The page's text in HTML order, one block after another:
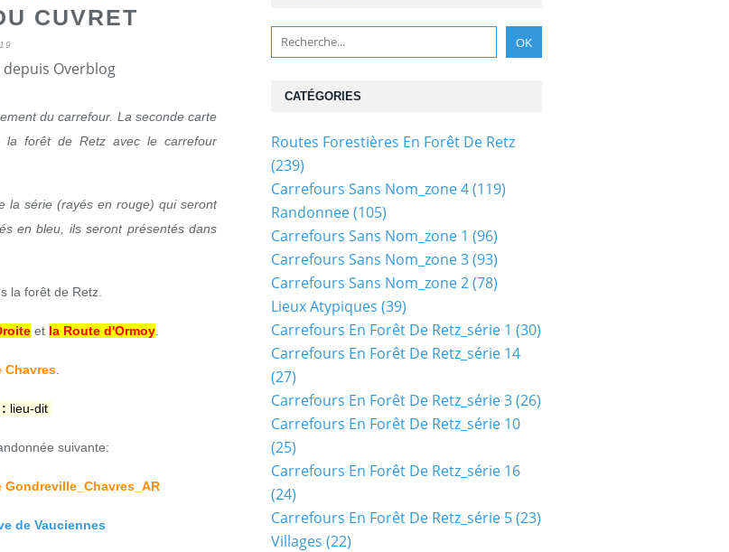
CUVRET
depuis Overblog
du carrefour. La seconde carte
la forêt de Retz avec le carrefour
la série (rayés en rouge) qui seront
en bleu, ils seront présentés dans
la forêt de Retz.
et la Route d'Ormoy
Chavres
: lieu-dit
suivante:
Gondreville_Chavres_AR
de Vauciennes
CATÉGORIES
Routes Forestières En Forêt De Retz
(239)
Carrefours Sans Nom_zone 4(119)
Randonnee(105)
Carrefours Sans Nom_zone 1 (96)
Carrefours Sans Nom_zone 3(93)
Carrefours Sans Nom_zone 2(78)
Lieux Atypiques (39)
Carrefours En Forêt De Retz_série 1 (30)
Carrefours En Forêt De Retz_série 14
(27)
Carrefours En Forêt De Retz_série 3(26)
Carrefours En Forêt De Retz_série 10
(25)
Carrefours En Forêt De Retz_série 16
(24)
Carrefours En Forêt De Retz_série 5(23)
Villages (22)